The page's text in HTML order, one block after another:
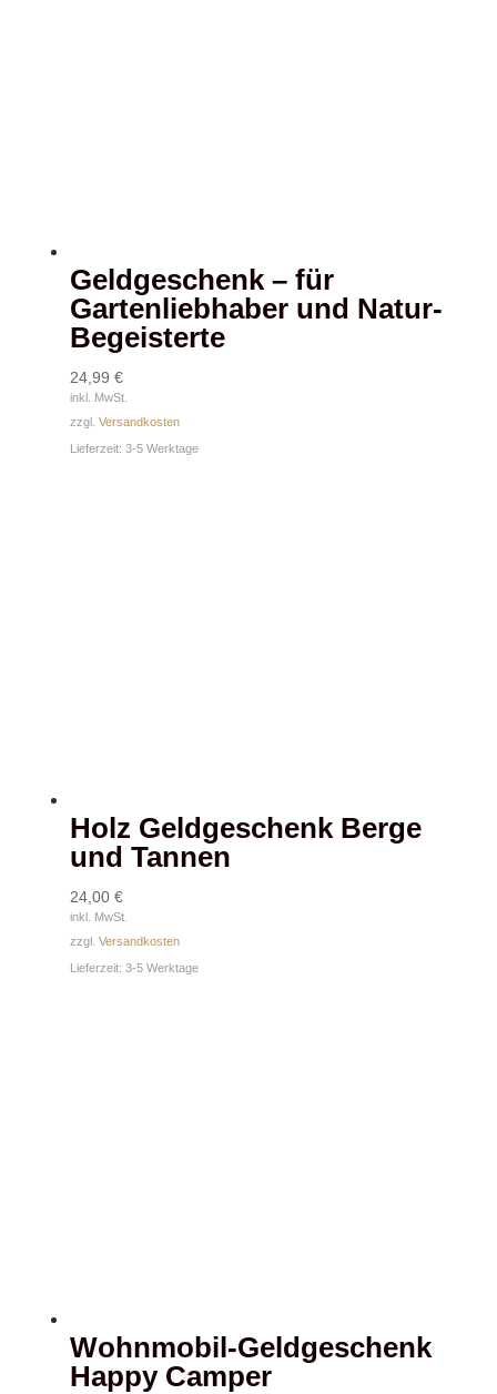
Geldgeschenk – für
Gartenliebhaber und Natur-
Begeisterte
24,99 €
inkl. MwSt.
zzgl. Versandkosten
Lieferzeit: 3-5 Werktage
Holz Geldgeschenk Berge
und Tannen
24,00 €
inkl. MwSt.
zzgl. Versandkosten
Lieferzeit: 3-5 Werktage
Wohnmobil-Geldgeschenk
Happy Camper